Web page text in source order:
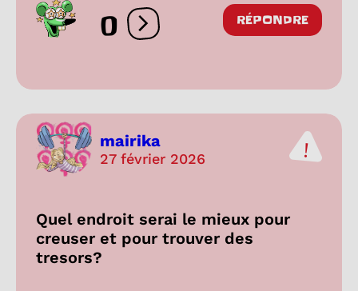
0 Ouvrir les réactions
RÉPONDRE
mairika
27 février 2026
Quel endroit serai le mieux pour
creuser et pour trouver des
tresors?